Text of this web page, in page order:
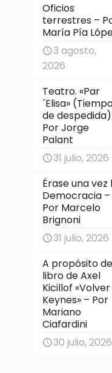
Oficios
terrestres –
María Pía
3 agosto,
2026
Teatro. «Par
´Elisa»
de
Por Jorge
Palant
31 julio, 2026
Érase una vez
Democracia –
Por Marcelo
Brignoni
31 julio, 2026
A propósito
libro de Axel
Kicillof
Keynes» – Por
Mariano
Ciafardini
30 julio, 2026